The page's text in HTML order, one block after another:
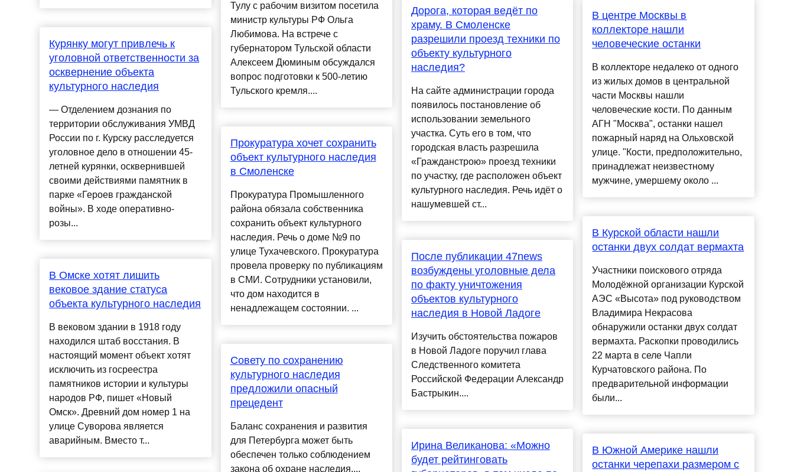
Курянку могут привлечь к
уголовной ответственности за
осквернение объекта
культурного наследия
— Отделением дознания по
территории обслуживания УМВД
России по г. Курску расследуется
уголовное дело в отношении 45-
летней курянки, осквернившей
своими действиями памятник в
парке «Героев гражданской
войны». В ходе оперативно-
розы...
В Омске хотят лишить
вековое здание статуса
объекта культурного наследия
В вековом здании в 1918 году
находился штаб восстания. В
настоящий момент объект хотят
исключить из госреестра
памятников истории и культуры
народов РФ, пишет «Новый
Омск». Древний дом номер 1 на
улице Суворова является
аварийным. Вместо т...
Тулу с рабочим визитом посетила
министр культуры РФ Ольга
Любимова. На встрече с
губернатором Тульской области
Алексеем Дюминым обсуждался
вопрос подготовки к 500-летию
Тульского кремля....
Прокуратура хочет сохранить
объект культурного наследия
в Смоленске
Прокуратура Промышленного
района обязала собственника
сохранить объект культурного
наследия. Речь о доме №9 по
улице Тухачевского. Прокуратура
провела проверку по публикациям
в СМИ. Сотрудники установили,
что дом находится в
ненадлежащем состоянии. ...
Совету по сохранению
культурного наследия
предложили опасный
прецедент
Баланс сохранения и развития
для Петербурга может быть
обеспечен только соблюдением
закона об охране наследия....
Дорога, которая ведёт по
храму. В Смоленске
разрешили проезд техники по
объекту культурного
наследия?
На сайте администрации города
появилось постановление об
использовании земельного
участка. Суть его в том, что
городская власть разрешила
«Гражданстрою» проезд техники
по участку, где расположен объект
культурного наследия. Речь идёт о
нашумевшей ст...
После публикации 47news
возбуждены уголовные дела
по факту уничтожения
объектов культурного
наследия в Новой Ладоге
Изучить обстоятельства пожаров
в Новой Ладоге поручил глава
Следственного комитета
Российской Федерации Александр
Бастрыкин....
Ирина Великанова: «Можно
будет рейтинговать
В центре Москвы в
коллекторе нашли
человеческие останки
В коллекторе недалеко от одного
из жилых домов в центральной
части Москвы нашли
человеческие кости. По данным
АГН "Москва", останки нашел
пожарный наряд на Ольховской
улице. "Кости, предположительно,
принадлежат неизвестному
мужчине, умершему около ...
В Курской области нашли
останки двух солдат вермахта
Участники поискового отряда
Молодёжной организации Курской
АЭС «Высота» под руководством
Владимира Некрасова
обнаружили останки двух солдат
вермахта. Раскопки проводились
22 марта в селе Чапли
Курчатовского района. По
предварительной информации
были...
В Южной Америке нашли
останки черепахи размером с